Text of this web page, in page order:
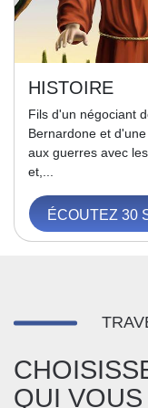
HISTOIRE
Fils d'un négociant
Bernardone et
aux guerres avec
et,...
ÉCOUTEZ 30
QUI